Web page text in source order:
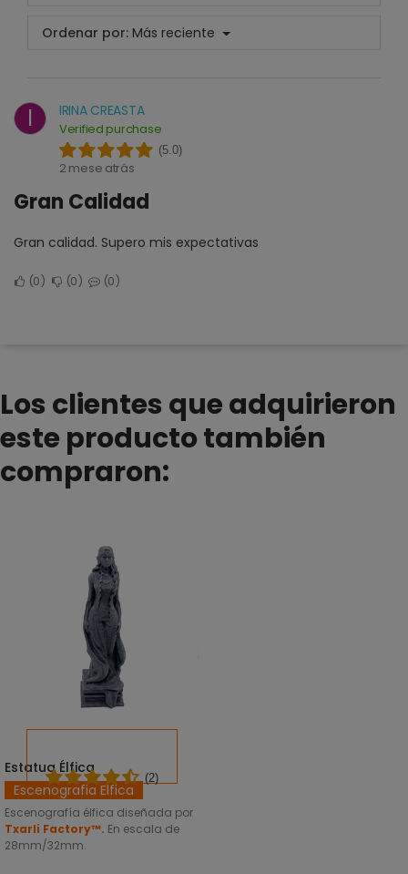
Ordenar por: Más reciente
I IRINA CREASTA
Verified purchase
(5.0)
2 mese atrás
Gran Calidad
Gran calidad. Supero mis expectativas
0 0 0
Los clientes que adquirieron
este producto también
compraron:
AÑADIR AL CARRITO
Estatua Élfica
Escenografia Elfica
Escenografía élfica diseñada por
Txarli Factory™. En escala de
28mm/32mm.
(2)